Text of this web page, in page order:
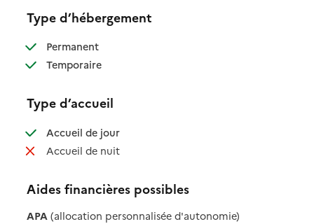
Type d’hébergement
Permanent: disponible
Temporaire: disponible
Type d’accueil
Accueil de jour: disponible
Accueil de nuit: non disponible
Aides financières possibles
APA (allocation personnalisée d'autonomie)